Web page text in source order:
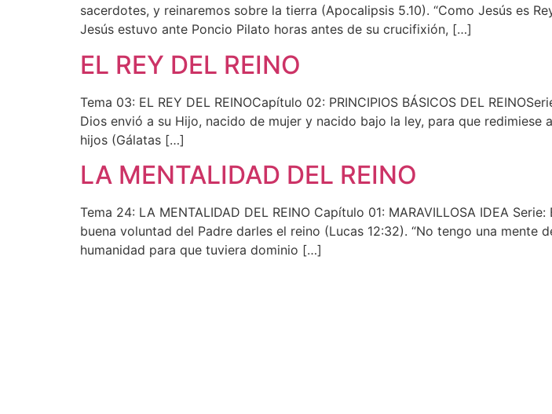
sacerdotes, y reinaremos sobre la tierra (Apocalipsis 5.10). “Como Jesús es
Jesús estuvo ante Poncio Pilato horas antes de su crucifixión, […]
EL REY DEL REINO
Tema 03: EL REY DEL REINOCapítulo 02: PRINCIPIOS BÁSICOS DEL
Dios envió a su Hijo, nacido de mujer y nacido bajo la ley, para que
hijos (Gálatas […]
LA MENTALIDAD DEL REINO
Tema 24: LA MENTALIDAD DEL REINO Capítulo 01: MARAVILLOSA IDEA
buena voluntad del Padre darles el reino (Lucas 12:32). “No tengo una mente
humanidad para que tuviera dominio […]